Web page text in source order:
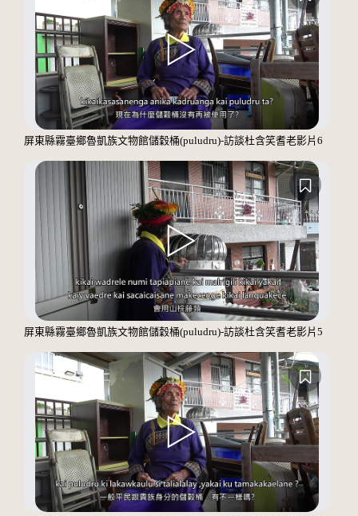
屏東縣霧臺鄉魯凱族文物館儲穀桶(puludru)-訪談杜含笑耆老影片6
屏東縣霧臺鄉魯凱族文物館儲穀桶(puludru)-訪談杜含笑耆老影片5